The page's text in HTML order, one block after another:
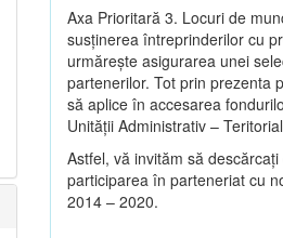
Axa Prioritară 3. Locuri de
susținerea întreprinderilor cu
urmăreşte asigurarea unei
partenerilor. Tot prin prezenta
să aplice în accesarea
Unității Administrativ –
Astfel, vă invităm să
participarea în parteneriat cu
2014 – 2020.